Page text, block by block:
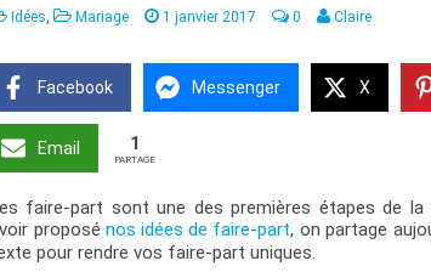
Idées, Mariage 1 janvier 2017 0 Claire
Facebook Messenger X
Email 1
PARTAGE
faire-part sont une des premières étapes de la
proposénos idées de faire-part, on partage
pour rendre vos faire-part uniques.